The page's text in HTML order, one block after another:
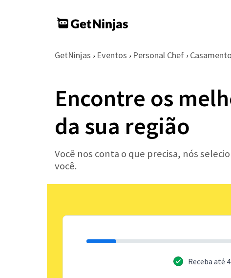
GetNinjas › Eventos › Personal Chef › Casamento
Encontre os
da sua região
Você nos conta o que precisa, nós
você.
Receba até